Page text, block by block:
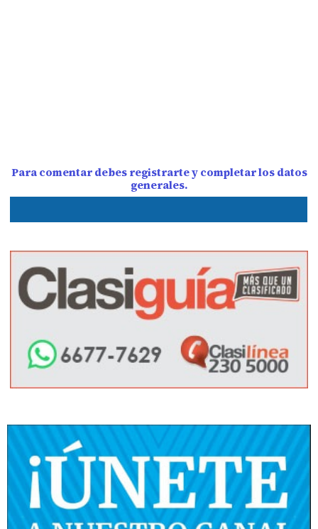
Para comentar debes registrarte y completar los datos
generales.